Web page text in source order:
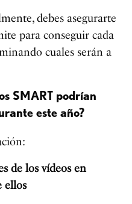
debes asegurarte
para conseguir cada
cuales serán a
SMART podrían
este año?
de los vídeos en
ellos